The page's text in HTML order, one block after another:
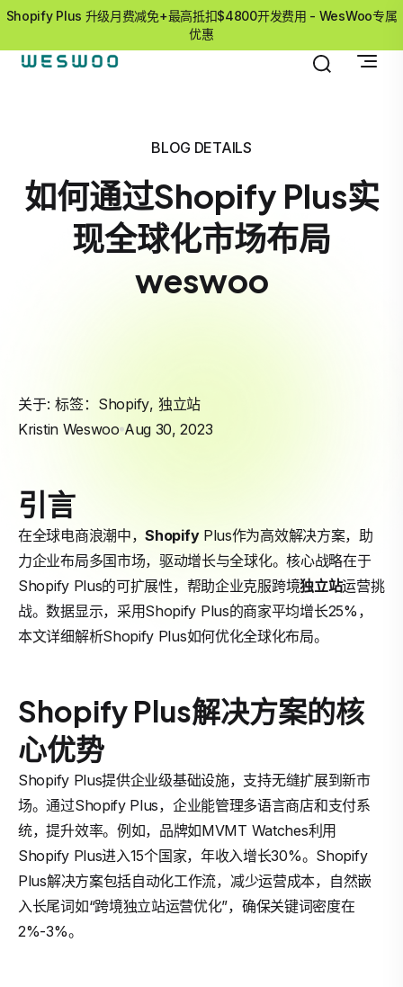
Shopify Plus 升级月费减免+最高抵扣$4800开发费用 - WesWoo专属
优惠
BLOG DETAILS
如何通过Shopify Plus实
现全球化市场布局
weswoo
关于: 标签： Shopify, 独立站
Kristin Weswoo Aug 30, 2023
引言
在全球电商浪潮中，ShopifyPlus作为高效解决方案，助
力企业布局多国市场，驱动增长与全球化。核心战略在于
Shopify Plus的可扩展性，帮助企业克服跨境独立站运营挑
战。数据显示，采用Shopify Plus的商家平均增长25%，
本文详细解析Shopify Plus如何优化全球化布局。
Shopify Plus解决方案的核
心优势
Shopify Plus提供企业级基础设施，支持无缝扩展到新市
场。通过Shopify Plus，企业能管理多语言商店和支付系
统，提升效率。例如，品牌如MVMT Watches利用
Shopify Plus进入15个国家，年收入增长30%。Shopify
Plus解决方案包括自动化工作流，减少运营成本，自然嵌
入长尾词如“跨境独立站运营优化”，确保关键词密度在
2%-3%。